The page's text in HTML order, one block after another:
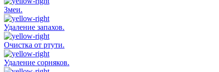
Змеи.
Удаление запахов.
Очистка от ртути.
Удаление сорняков.